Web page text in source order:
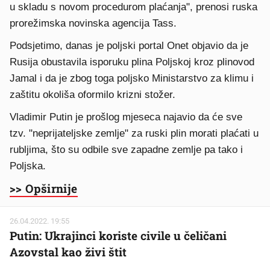
u skladu s novom procedurom plaćanja", prenosi ruska
prorežimska novinska agencija Tass.
Podsjetimo, danas je poljski portal Onet objavio da je
Rusija obustavila isporuku plina Poljskoj kroz plinovod
Jamal i da je zbog toga poljsko Ministarstvo za klimu i
zaštitu okoliša oformilo krizni stožer.
Vladimir Putin je prošlog mjeseca najavio da će sve
tzv. "neprijateljske zemlje" za ruski plin morati plaćati u
rubljima, što su odbile sve zapadne zemlje pa tako i
Poljska.
>> Opširnije
26.04.2022. 19:55
Putin: Ukrajinci koriste civile u čeličani
Azovstal kao živi štit